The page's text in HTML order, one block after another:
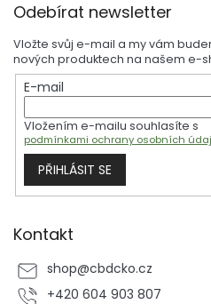
Odebírat newsletter
Vložte svůj e-mail a my vám
nových produktech na našem e-
E-mail
Vložením e-mailu souhlasíte s
podmínkami ochrany osobních
PŘIHLÁSIT SE
Kontakt
shop@cbdcko.cz
+420 604 903 807